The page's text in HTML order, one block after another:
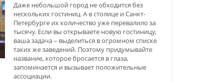
Даже небольшой город не обходится без
нескольких гостиниц. А в столице и Санкт-
Петербурге их количество уже перевалило за
тысячу. Если вы открываете новую гостиницу,
ваша задача – выделиться в огромном списке
таких же заведений. Поэтому придумывайте
название, которое бросается в глаза,
запоминается и вызывает положительные
ассоциации.